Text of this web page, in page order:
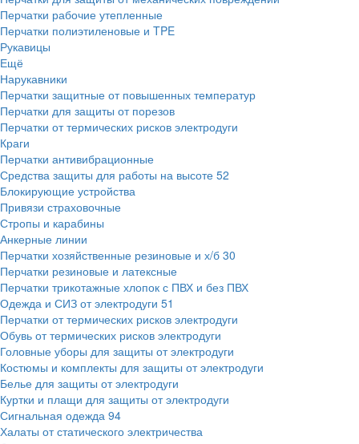
Перчатки рабочие утепленные
Перчатки полиэтиленовые и TPE
Рукавицы
Ещё
Нарукавники
Перчатки защитные от повышенных температур
Перчатки для защиты от порезов
Перчатки от термических рисков электродуги
Краги
Перчатки антивибрационные
Средства защиты для работы на высоте 52
Блокирующие устройства
Привязи страховочные
Стропы и карабины
Анкерные линии
Перчатки хозяйственные резиновые и х/б 30
Перчатки резиновые и латексные
Перчатки трикотажные хлопок с ПВХ и без ПВХ
Одежда и СИЗ от электродуги 51
Перчатки от термических рисков электродуги
Обувь от термических рисков электродуги
Головные уборы для защиты от электродуги
Костюмы и комплекты для защиты от электродуги
Белье для защиты от электродуги
Куртки и плащи для защиты от электродуги
Сигнальная одежда 94
Халаты от статического электричества